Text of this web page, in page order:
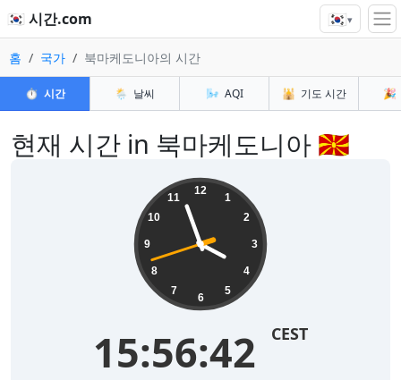
🇰🇷 시간.com 🇰🇷▾
홈 국가 북마케도니아의 시간
⏱️ 시간 🌦️ 날씨 🌬️ AQI 🕌 기도 시간 🎉
현재 시간 in 북마케도니아 🇲🇰
12
1
2
3
4
5
6
7
8
9
10
11
15:56:43 CEST